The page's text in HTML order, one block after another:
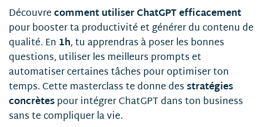
Découvrecomment utiliser ChatGPT efficacement
pour booster ta productivité et générer du contenu de
qualité. En 1h, tu apprendras à poser les bonnes
questions, utiliser les meilleurs prompts et
automatiser certaines tâches pour optimiser ton
temps. Cette masterclass te donne desstratégies
concrètespour intégrer ChatGPT dans ton business
sans te compliquer la vie.